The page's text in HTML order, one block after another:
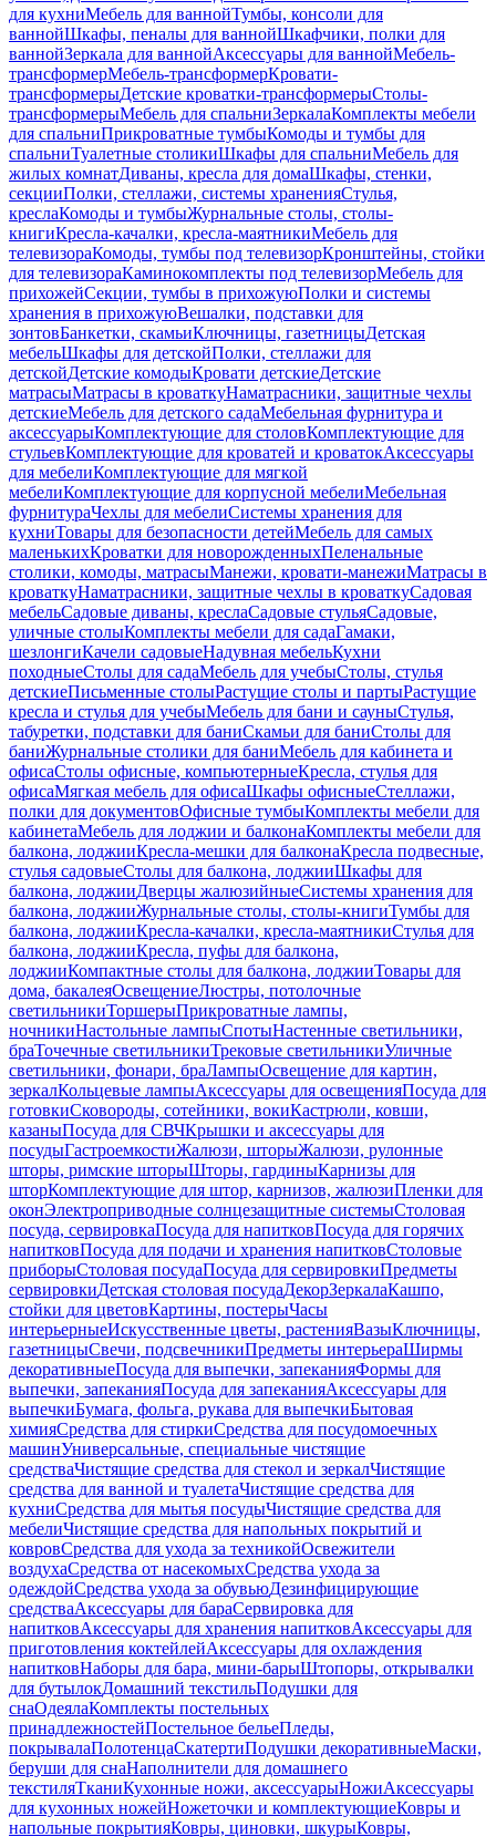
для кухниМебель для ваннойТумбы, консоли для
ваннойШкафы, пеналы для ваннойШкафчики, полки для
ваннойЗеркала для ваннойАксессуары для ваннойМебель-
трансформерМебель-трансформерКровати-
трансформерыДетские кроватки-трансформерыСтолы-
трансформерыМебель для спальниЗеркалаКомплекты мебели
для спальниПрикроватные тумбыКомоды и тумбы для
спальниТуалетные столикиШкафы для спальниМебель для
жилых комнатДиваны, кресла для домаШкафы, стенки,
секцииПолки, стеллажи, системы храненияСтулья,
креслаКомоды и тумбыЖурнальные столы, столы-
книгиКресла-качалки, кресла-маятникиМебель для
телевизораКомоды, тумбы под телевизорКронштейны, стойки
для телевизораКаминокомплекты под телевизорМебель для
прихожейСекции, тумбы в прихожуюПолки и системы
хранения в прихожуюВешалки, подставки для
зонтовБанкетки, скамьиКлючницы, газетницыДетская
мебельШкафы для детскойПолки, стеллажи для
детскойДетские комодыКровати детскиеДетские
матрасыМатрасы в кроваткуНаматрасники, защитные чехлы
детскиеМебель для детского садаМебельная фурнитура и
аксессуарыКомплектующие для столовКомплектующие для
стульевКомплектующие для кроватей и кроватокАксессуары
для мебелиКомплектующие для мягкой
мебелиКомплектующие для корпусной мебелиМебельная
фурнитураЧехлы для мебелиСистемы хранения для
кухниТовары для безопасности детейМебель для самых
маленькихКроватки для новорожденныхПеленальные
столики, комоды, матрасыМанежи, кровати-манежиМатрасы в
кроваткуНаматрасники, защитные чехлы в кроваткуСадовая
мебельСадовые диваны, креслаСадовые стульяСадовые,
уличные столыКомплекты мебели для садаГамаки,
шезлонгиКачели садовыеНадувная мебельКухни
походныеСтолы для садаМебель для учебыСтолы, стулья
детскиеПисьменные столыРастущие столы и партыРастущие
кресла и стулья для учебыМебель для бани и сауныСтулья,
табуретки, подставки для баниСкамьи для баниСтолы для
баниЖурнальные столики для баниМебель для кабинета и
офисаСтолы офисные, компьютерныеКресла, стулья для
офисаМягкая мебель для офисаШкафы офисныеСтеллажи,
полки для документовОфисные тумбыКомплекты мебели для
кабинетаМебель для лоджии и балконаКомплекты мебели для
балкона, лоджииКресла-мешки для балконаКресла подвесные,
стулья садовыеСтолы для балкона, лоджииШкафы для
балкона, лоджииДверцы жалюзийныеСистемы хранения для
балкона, лоджииЖурнальные столы, столы-книгиТумбы для
балкона, лоджииКресла-качалки, кресла-маятникиСтулья для
балкона, лоджииКресла, пуфы для балкона,
лоджииКомпактные столы для балкона, лоджииТовары для
дома, бакалеяОсвещениеЛюстры, потолочные
светильникиТоршерыПрикроватные лампы,
ночникиНастольные лампыСпотыНастенные светильники,
браТочечные светильникиТрековые светильникиУличные
светильники, фонари, браЛампыОсвещение для картин,
зеркалКольцевые лампыАксессуары для освещенияПосуда для
готовкиСковороды, сотейники, вокиКастрюли, ковши,
казаныПосуда для СВЧКрышки и аксессуары для
посудыГастроемкостиЖалюзи, шторыЖалюзи, рулонные
шторы, римские шторыШторы, гардиныКарнизы для
шторКомплектующие для штор, карнизов, жалюзиПленки для
оконЭлектроприводные солнцезащитные системыСтоловая
посуда, сервировкаПосуда для напитковПосуда для горячих
напитковПосуда для подачи и хранения напитковСтоловые
приборыСтоловая посудаПосуда для сервировкиПредметы
сервировкиДетская столовая посудаДекорЗеркалаКашпо,
стойки для цветовКартины, постерыЧасы
интерьерныеИскусственные цветы, растенияВазыКлючницы,
газетницыСвечи, подсвечникиПредметы интерьераШирмы
декоративныеПосуда для выпечки, запеканияФормы для
выпечки, запеканияПосуда для запеканияАксессуары для
выпечкиБумага, фольга, рукава для выпечкиБытовая
химияСредства для стиркиСредства для посудомоечных
машинУниверсальные, специальные чистящие
средстваЧистящие средства для стекол и зеркалЧистящие
средства для ванной и туалетаЧистящие средства для
кухниСредства для мытья посудыЧистящие средства для
мебелиЧистящие средства для напольных покрытий и
ковровСредства для ухода за техникойОсвежители
воздухаСредства от насекомыхСредства ухода за
одеждойСредства ухода за обувьюДезинфицирующие
средстваАксессуары для бараСервировка для
напитковАксессуары для хранения напитковАксессуары для
приготовления коктейлейАксессуары для охлаждения
напитковНаборы для бара, мини-барыШтопоры, открывалки
для бутылокДомашний текстильПодушки для
снаОдеялаКомплекты постельных
принадлежностейПостельное бельеПледы,
покрывалаПолотенцаСкатертиПодушки декоративныеМаски,
беруши для снаНаполнители для домашнего
текстиляТканиКухонные ножи, аксессуарыНожиАксессуары
для кухонных ножейНожеточки и комплектующиеКовры и
напольные покрытияКовры, циновки, шкурыКовры,